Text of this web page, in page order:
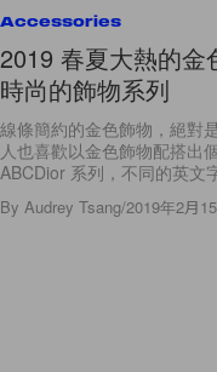
Accessories
2019 春夏大熱的金
時尚的飾物系列
線條簡約的金色飾物，絕對
人也喜歡以金色飾物配搭出
ABCDior 系列，不同的英文
By Audrey Tsang/2019年2月